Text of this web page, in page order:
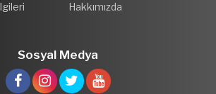
Hakkımızda
Sosyal Medya